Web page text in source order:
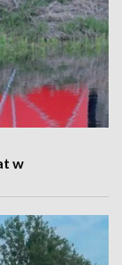
w